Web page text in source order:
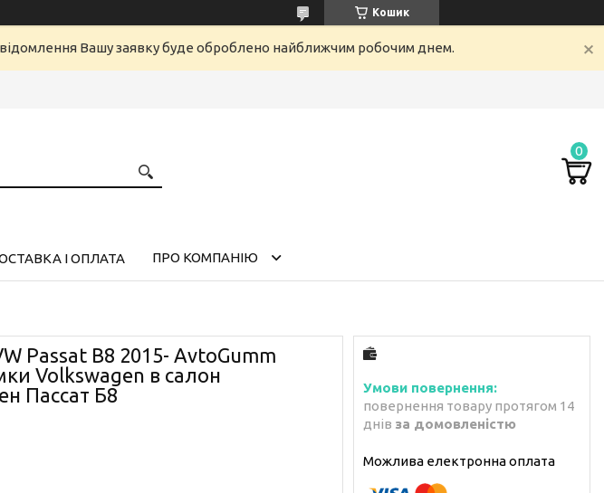
Кошик
Вашу заявку буде оброблено найближчим робочим днем.
І ОПЛАТА ПРО КОМПАНІЮ
Passat B8 2015- AvtoGumm
Volkswagen в салон
Пассат Б8
повернення товару протягом 14
днів за домовленістю